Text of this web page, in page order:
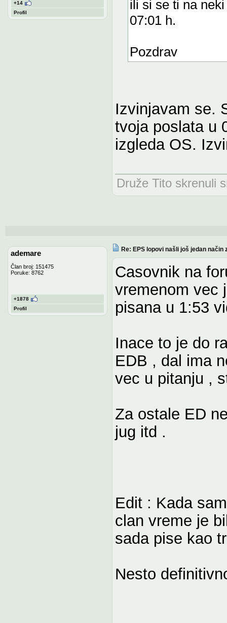
+14
Profil
ili si se ti na
07:01 h.
Pozdrav
Izvinjavam se.
tvoja poslata u
izgleda OS.
Druže Tito skrenuli
ademare
Član broj: 151475
Poruke: 8762
+1878
Profil
Re: EPS lopovi našli još jedan način
Casovnik na
vremenom vec
pisana u 1:53
Inace to je do
EDB , dal ima
vec u pitanju ,
Za ostale ED
jug itd .
Edit : Kada
clan vreme je
sada pise kao
Nesto